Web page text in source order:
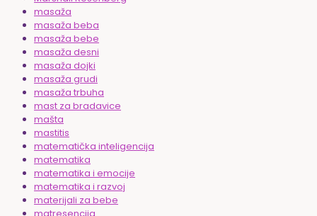
masaža
masaža beba
masaža bebe
masaža desni
masaža dojki
masaža grudi
masaža trbuha
mast za bradavice
mašta
mastitis
matematička inteligencija
matematika
matematika i emocije
matematika i razvoj
materijali za bebe